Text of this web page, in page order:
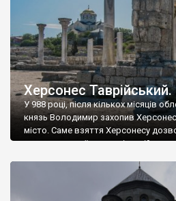
Херсонес
У 988 році, після кількох місяців
князь Володимир захопив
місто. Саме взяття Херсонесу
диктувати свої умови
Херсонесі Володимир-язичник,
А потім було Хрещення Русі. На